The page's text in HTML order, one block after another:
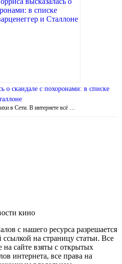
о скандале с похоронами: в списке
в Сети. В интернете всё …
кино
с нашего ресурса разрешается
ссылкой на страницу статьи. Все
сайте взяты с открытых
интернета, все права на